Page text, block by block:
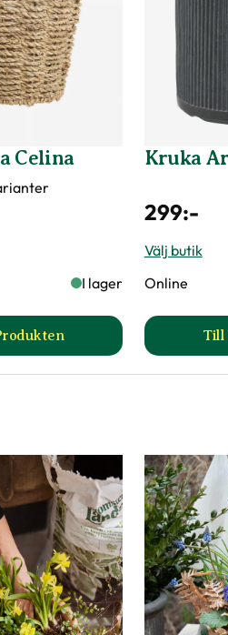
Celina
I lager
till Korgkruka Celina
Kruka
299:-
Välj butik
Online
Till